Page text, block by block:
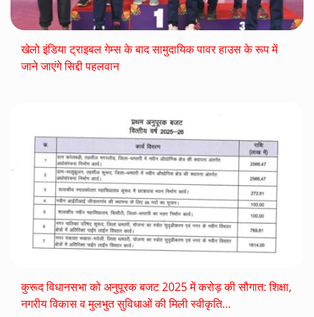
खेलो इंडिया ट्राइबल गेम्स के बाद सामुदायिक पावर हाउस के रूप में
जाने जाएंगे सिद्दी पहलवान
कुरूद विधानसभा को अनुपूरक बजट 2025 में करोड़ की सौगात: शिक्षा,
नगरीय विकास व मुलभुत सुविधाओं की मिली स्वीकृति…